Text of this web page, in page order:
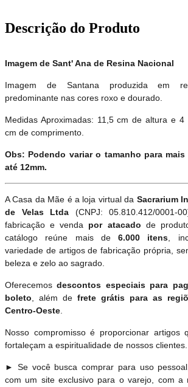
Descrição do Produto
Imagem de Sant' Ana de Resina Nacional
Imagem de Santana produzida em
predominante nas cores roxo e dourado.
Medidas Aproximadas: 11,5 cm de altura e
cm de comprimento.
Obs: Podendo variar o tamanho para
até 12mm.
A Casa da Mãe é a loja virtual da Sacrarium
de Velas Ltda (CNPJ: 05.810.412/0001-
fabricação e venda por atacado de
catálogo reúne mais de 6.000 itens,
variedade de artigos de fabricação própria,
beleza e zelo ao sagrado.
Oferecemosdescontos especiais para
boleto, além de frete grátis para as
Centro-Oeste.
Nosso compromisso é proporcionar
fortaleçam a espiritualidade de nossos clientes.
► Se você busca comprar para uso
com um site exclusivo para o varejo, com a